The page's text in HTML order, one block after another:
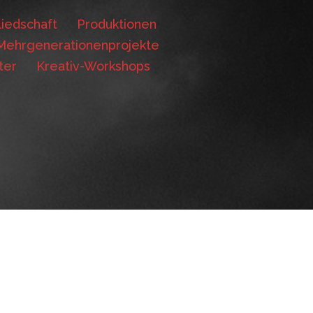
Produktionen
Kreativ-Workshops